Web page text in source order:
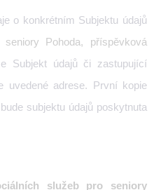
o konkrétním Subjektu údajů
Pohoda, příspěvková
Subjekt údajů či zastupující
uvedené adrese. První kopie
subjektu údajů poskytnuta
služeb pro seniory